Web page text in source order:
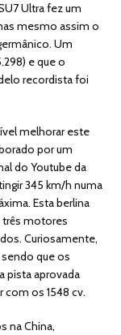
Ultra fez um
mesmo assim o
Um
e que o
recordista foi
melhorar este
por um
do Youtube da
345 km/h numa
Esta berlina
três motores
Curiosamente,
que os
pista aprovada
com os 1548 cv.
na China,